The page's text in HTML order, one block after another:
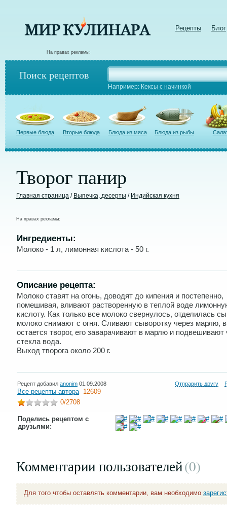
Рецепты Блог
На правах рекламы:
Поиск рецептов
Например: Кексы с начинкой
Первые блюда Вторые блюда Блюда из мяса Блюда из рыбы
Творог панир
Главная страница / Выпечка, десерты / Индийская кухня
На правах рекламы:
Ингредиенты:
Молоко - 1 л, лимонная кислота - 50 г.
Описание рецепта:
Молоко ставят на огонь, доводят до кипения и постепенно,
помешивая, вливают растворенную в теплой воде
кислоту. Как только все молоко свернулось, отделилась
молоко снимают с огня. Сливают сыворотку через марлю,
остается творог, его заварачивают в марлю и
стекла вода.
Выход творога около 200 г.
Рецепт добавил anonim 01.09.2008 Отправить другу
Все рецепты автора 12609
0/2708
Поделись рецептом с
друзьями:
Комментарии пользователей(0)
Для того чтобы оставлять комментарии, вам необходимо